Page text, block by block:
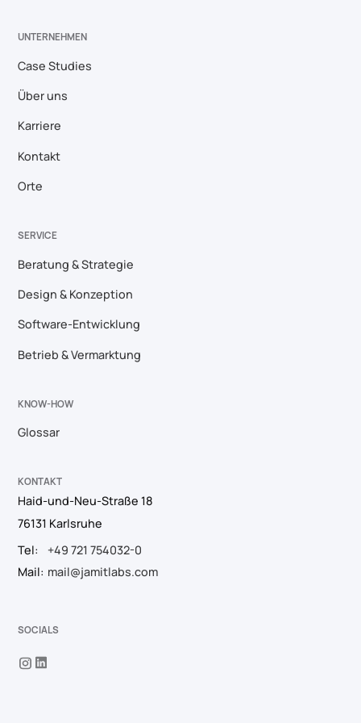
UNTERNEHMEN
Case Studies
Über uns
Karriere
Kontakt
Orte
SERVICE
Beratung & Strategie
Design & Konzeption
Software-Entwicklung
Betrieb & Vermarktung
KNOW-HOW
Glossar
KONTAKT
Haid-und-Neu-Straße 18
76131 Karlsruhe
Tel:
+49 721 754032-0
Mail: mail@jamitlabs.com
SOCIALS